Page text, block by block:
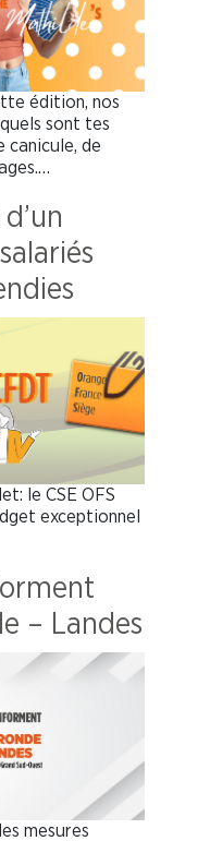
édition, nos
sont tes
canicule, de
le CSE OFS
exceptionnel
– Landes
mesures